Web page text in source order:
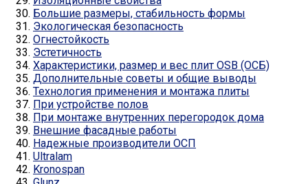
Большие размеры, стабильность формы
Экологическая безопасность
Огнестойкость
Эстетичность
Характеристики, размер и вес плит OSB (ОСБ)
Дополнительные советы и общие выводы
Технология применения и монтажа плиты
При устройстве полов
При монтаже внутренних перегородок дома
Внешние фасадные работы
Надежные производители ОСП
Ultralam
Kronospan